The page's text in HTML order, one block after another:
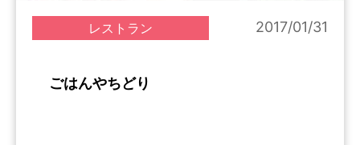
レストラン 2017/01/31
ごはんやちどり